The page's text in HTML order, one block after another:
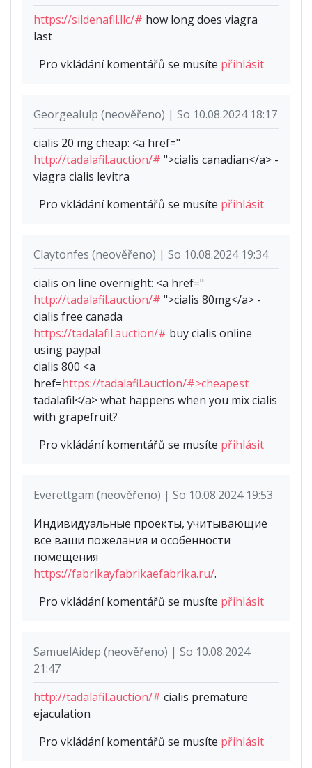
https://sildenafil.llc/# how long does viagra
last
Pro vkládání komentářů se musíte přihlásit
Georgealulp (neověřeno) | So 10.08.2024 18:17
cialis 20 mg cheap: <a href="
http://tadalafil.auction/# ">cialis canadian</a> -
viagra cialis levitra
Pro vkládání komentářů se musíte přihlásit
Claytonfes (neověřeno) | So 10.08.2024 19:34
cialis on line overnight: <a href="
http://tadalafil.auction/# ">cialis 80mg</a> -
cialis free canada
https://tadalafil.auction/# buy cialis online
using paypal
cialis 800 <a
href=https://tadalafil.auction/#>cheapest
tadalafil</a> what happens when you mix cialis
with grapefruit?
Pro vkládání komentářů se musíte přihlásit
Everettgam (neověřeno) | So 10.08.2024 19:53
Индивидуальные проекты, учитывающие
все ваши пожелания и особенности
помещения
https://fabrikayfabrikaefabrika.ru/.
Pro vkládání komentářů se musíte přihlásit
SamuelAidep (neověřeno) | So 10.08.2024
21:47
http://tadalafil.auction/# cialis premature
ejaculation
Pro vkládání komentářů se musíte přihlásit